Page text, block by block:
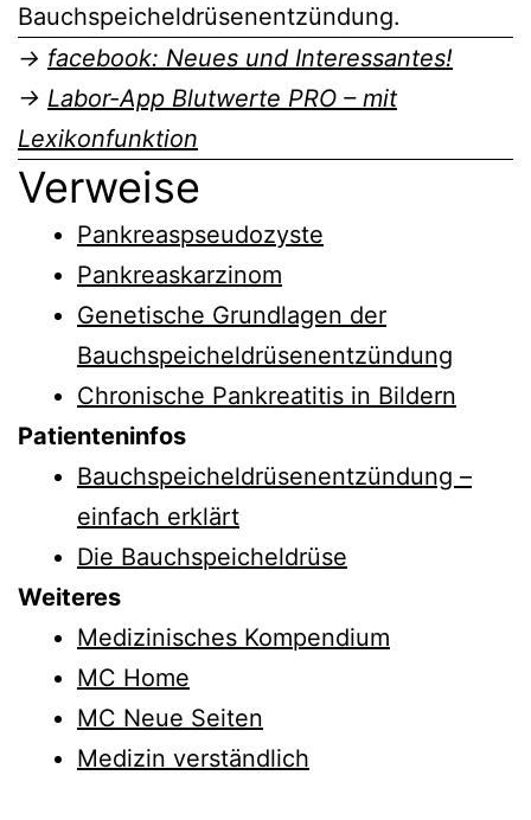
Bauchspeicheldrüsenentzündung.
→ facebook: Neues und Interessantes!
→ Labor-App Blutwerte PRO – mit
Lexikonfunktion
Verweise
Pankreaspseudozyste
Pankreaskarzinom
Genetische Grundlagen der
Bauchspeicheldrüsenentzündung
Chronische Pankreatitis in Bildern
Patienteninfos
Bauchspeicheldrüsenentzündung –
einfach erklärt
Die Bauchspeicheldrüse
Weiteres
Medizinisches Kompendium
MC Home
MC Neue Seiten
Medizin verständlich